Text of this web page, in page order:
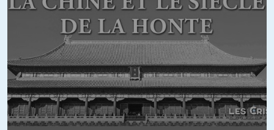
narratives toutes faites qui vont bien dans le sens de l’Otanie.
ALERTER
MichelR//21.06.2018 à 12h03
il y a les vrais journalistes et il y a aussi l’agence france
propagande….